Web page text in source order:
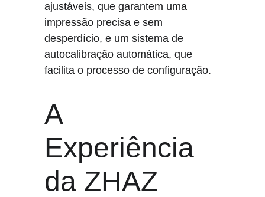
ajustáveis, que garantem uma
impressão precisa e sem
desperdício, e um sistema de
autocalibração automática, que
facilita o processo de configuração.
A
Experiência
da ZHAZ